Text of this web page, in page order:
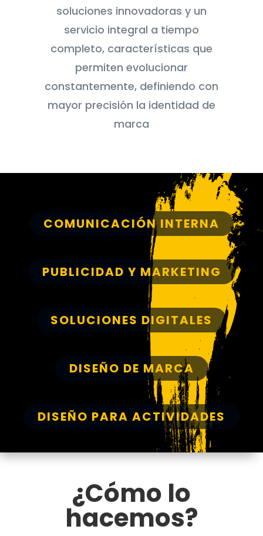
soluciones innovadoras y un
servicio integral a tiempo
completo, características que
permiten evolucionar
constantemente, definiendo con
mayor precisión la identidad de
marca
COMUNICACIÓN INTERNA
PUBLICIDAD Y MARKETING
SOLUCIONES DIGITALES
DISEÑO DE MARCA
DISEÑO PARA ACTIVIDADES
¿Cómo lo
hacemos?